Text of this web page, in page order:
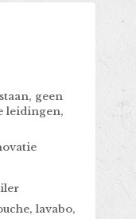
geen
leidingen,
lavabo,